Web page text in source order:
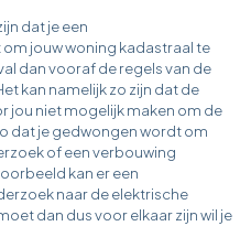
dat je een
jouw woning kadastraal te
dan vooraf de regels van de
kan namelijk zo zijn dat de
jou niet mogelijk maken om de
dat je gedwongen wordt om
of een verbouwing
kan er een
naar de elektrische
dan dus voor elkaar zijn wil je